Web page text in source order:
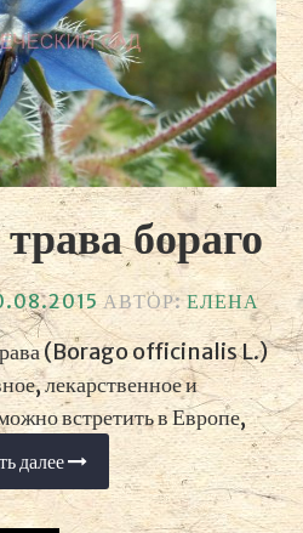
бораго
АВТОР:ЕЛЕНА
трава (Borago officinalis L.)
лекарственное и
встретить в Европе,
далее«Огуречная
трава
бораго»